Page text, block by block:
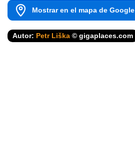
Mostrar en el mapa de Google
Autor: Petr Liška © gigaplaces.com